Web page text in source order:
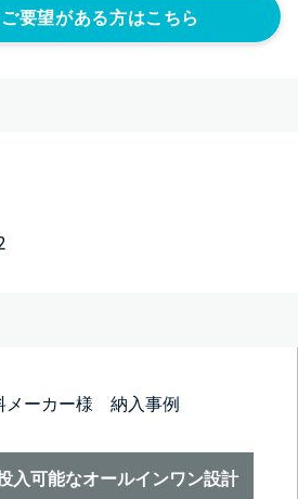
要望がある方はこちら
メーカー様 納入事例
入可能なオールインワン設計